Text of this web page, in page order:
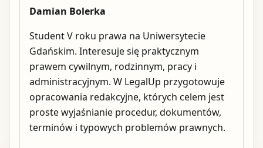
Damian Bolerka
Student V roku prawa na Uniwersytecie
Gdańskim. Interesuje się praktycznym
prawem cywilnym, rodzinnym, pracy i
administracyjnym. W LegalUp przygotowuje
opracowania redakcyjne, których celem jest
proste wyjaśnianie procedur, dokumentów,
terminów i typowych problemów prawnych.